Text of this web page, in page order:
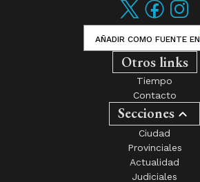
AÑADIR COMO FUENTE EN
Otros links
Tiempo
Contacto
Secciones
Ciudad
Provinciales
Actualidad
Judiciales